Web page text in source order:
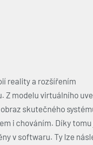
reality a rozšířením
Z modelu virtuálního
skutečného
i chováním. Díky tomu
v softwaru. Ty lze